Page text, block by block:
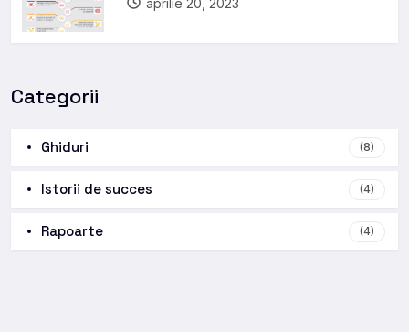
Categorii
Ghiduri (8)
Istorii de succes (4)
Rapoarte (4)